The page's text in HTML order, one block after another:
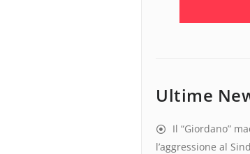
Ultime
Il “Giordano”
l’aggressione al